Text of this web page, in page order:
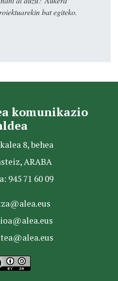
bat egiteko.
komunikazio
8, behea
ARABA
945 71 60 09